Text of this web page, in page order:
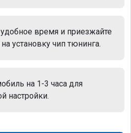
время и приезжайте
установку чип тюнинга.
на 1-3 часа для
настройки.